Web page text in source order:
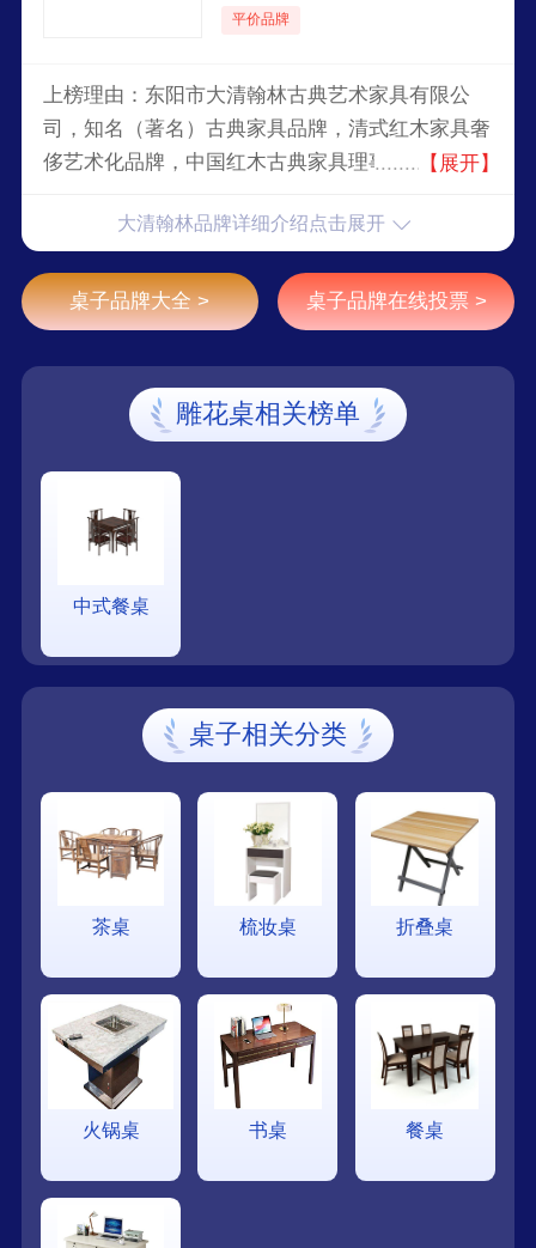
平价品牌
上榜理由：东阳市大清翰林古典艺术家具有限公
司，知名（著名）古典家具品牌，清式红木家具奢
侈艺术化品牌，中国红木古典家具理事会副理事长
业重点单位。
【展开】
大清翰林品牌详细介绍点击展开
桌子品牌大全 > 桌子品牌在线投票 >
雕花桌相关榜单
中式餐桌
桌子相关分类
茶桌 梳妆桌 折叠桌
火锅桌 书桌 餐桌